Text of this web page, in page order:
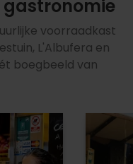
gastronomie
voorraadkast
L'Albufera en
boegbeeld van